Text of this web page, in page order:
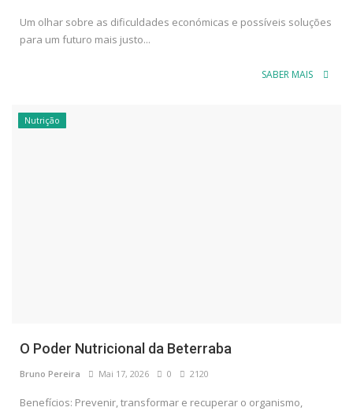
Um olhar sobre as dificuldades económicas e possíveis soluções
para um futuro mais justo...
SABER MAIS
Nutrição
O Poder Nutricional da Beterraba
Bruno Pereira Mai 17, 2026 0 2120
Benefícios: Prevenir, transformar e recuperar o organismo,